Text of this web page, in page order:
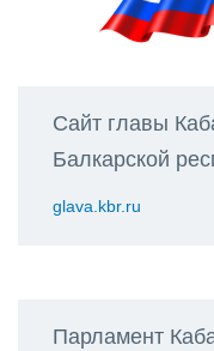
Сайт главы
Балкарской
glava.kbr.ru
Парламент